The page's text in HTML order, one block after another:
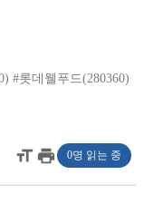
#롯데웰푸드(280360)
format_sizeprint 0명 읽는 중